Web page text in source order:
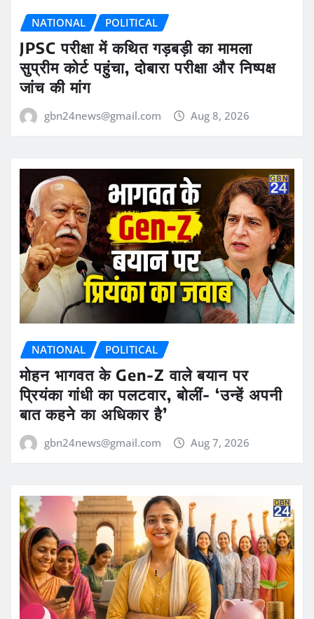
NATIONAL POLITICAL
JPSC परीक्षा में कथित गड़बड़ी का मामला
सुप्रीम कोर्ट पहुंचा, दोबारा परीक्षा और निष्पक्ष
जांच की मांग
gbn24news@gmail.com Aug 8, 2026
NATIONAL POLITICAL
मोहन भागवत के Gen-Z वाले बयान पर
प्रियंका गांधी का पलटवार, बोलीं- ‘उन्हें अपनी
बात कहने का अधिकार है’
gbn24news@gmail.com Aug 7, 2026